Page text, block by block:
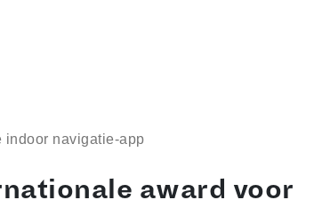
indoor navigatie-app
award voor